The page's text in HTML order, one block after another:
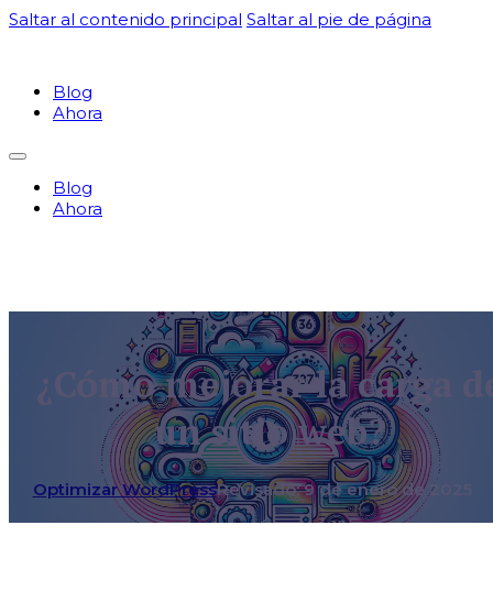
Saltar al contenido principal Saltar al pie de página
Blog
Ahora
Blog
Ahora
¿Cómo mejorar la carga
un sitio web?
Optimizar WordPressRevisado: 9 de enero de 2025